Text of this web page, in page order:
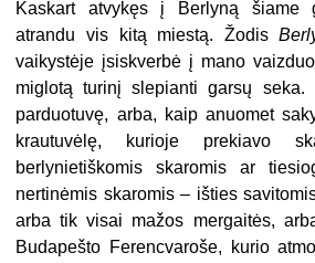
Kaskart atvykęs į Berlyną šiame
atrandu vis kitą mies­tą. Žodis
vaikystėje įsiskverbė į mano
miglotą turinį slepianti garsų seka.
parduotu­vę, arba, kaip anuomet
krautuvėlę, kurioje prekiavo
berlynietiškomis skaromis ar
nertinėmis skaromis – išties
arba tik visai mažos mergaitės,
Budapešto Ferencvaroše, kurio